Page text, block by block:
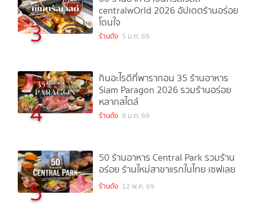
3
centralwOrld 2026 อัปเดตร้านอร่อย
โดนใจ
ร้านดัง 5 ม.ค. 69
4
กินอะไรดีที่พารากอน 35 ร้านอาหาร
Siam Paragon 2026 รวมร้านอร่อย
หลากสไตล์
ร้านดัง 8 ม.ค. 69
5
50 ร้านอาหาร Central Park รวมร้าน
อร่อย ร้านใหม่สาขาแรกในไทย เซฟเลย
ร้านดัง 12 พ.ค. 69